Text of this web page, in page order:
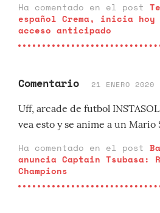
Ha comentado en el post
español Crema, inicia hoy
acceso anticipado
Comentario 21 ENERO
Uff, arcade de futbol
vea esto y se anime a un Mario
Ha comentado en el post
anuncia Captain Tsubasa:
Champions